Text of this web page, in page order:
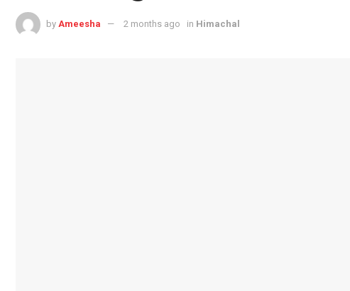
by Ameesha 2 months ago in Himachal